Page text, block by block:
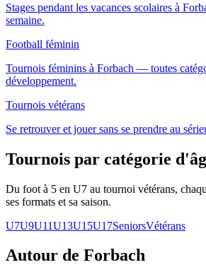
Stages pendant les vacances scolaires à
semaine.
Football féminin
Tournois féminins à Forbach — toutes
développement.
Tournois vétérans
Se retrouver et jouer sans se prendre au
Tournois par catégorie
Du foot à 5 en U7 au tournoi vétérans,
ses formats et sa saison.
U7U9U11U13U15U17SeniorsVétérans
Autour de Forbach